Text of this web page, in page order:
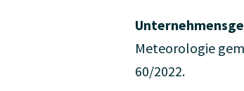
Meteorologie
60/2022.